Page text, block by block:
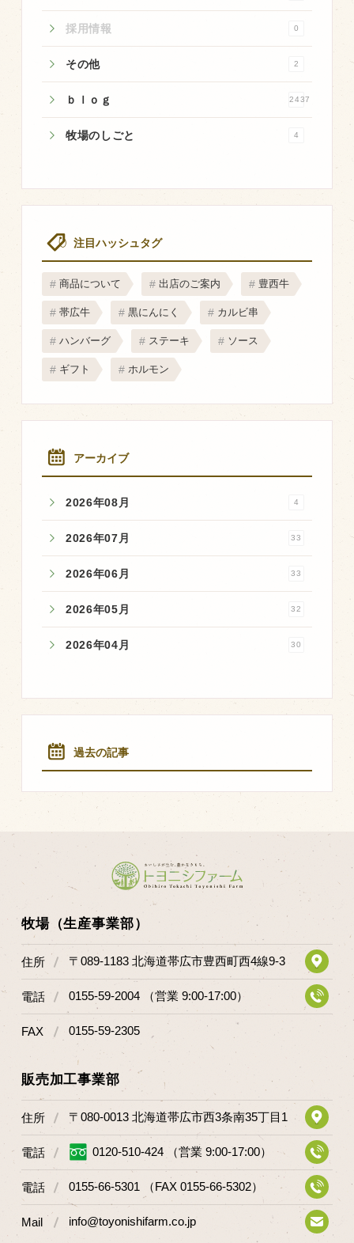
採用情報 0
その他 2
ｂｌｏｇ 2437
牧場のしごと 4
注目ハッシュタグ
商品について 出店のご案内 豊西牛
帯広牛 黒にんにく カルビ串
ハンバーグ ステーキ ソース
ギフト ホルモン
アーカイブ
2026年08月 4
2026年07月 33
2026年06月 33
2026年05月 32
2026年04月 30
過去の記事
牧場（生産事業部）
住所 〒089-1183 北海道帯広市豊西町西4線9-3
電話 0155-59-2004 （営業 9:00-17:00）
FAX 0155-59-2305
販売加工事業部
住所 〒080-0013 北海道帯広市西3条南35丁目1
電話 0120-510-424 （営業 9:00-17:00）
電話 0155-66-5301 （FAX 0155-66-5302）
Mail info@toyonishifarm.co.jp